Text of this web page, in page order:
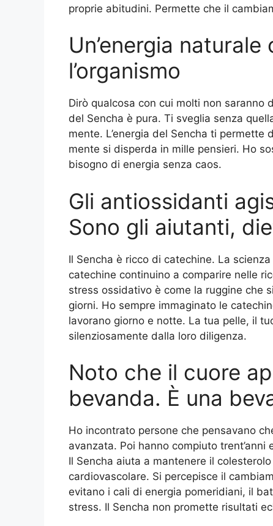
proprie abitudini. Permette che il
Un’energia
l’organismo
Dirò qualcosa con cui molti non saranno
del Sencha è pura. Ti sveglia senza
mente. L’energia del Sencha ti
mente si disperda in mille pensieri. Ho
bisogno di energia senza caos.
Gli antiossidanti
Sono gli aiutanti,
Il Sencha è ricco di catechine. La
catechine continuino a comparire nelle
stress ossidativo è come la ruggine che
giorni. Ho sempre immaginato le
lavorano giorno e notte. La tua pelle, il
silenziosamente dalla loro diligenza.
Noto che il cuore
bevanda. È una
Ho incontrato persone che pensavano
avanzata. Poi hanno compiuto
Il Sencha aiuta a mantenere il
cardiovascolare. Si percepisce il
evitano i cali di energia pomeridiani, il
stress. Il Sencha non promette risultati